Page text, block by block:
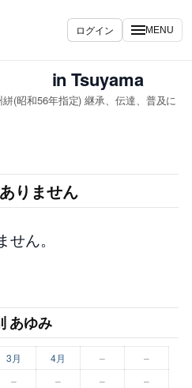
ログイン MENU
in Tsuyama
(昭和56年指定) 継承、伝達、普及に
りません
ん。
あゆみ
3月 4月 –
–
– – – –